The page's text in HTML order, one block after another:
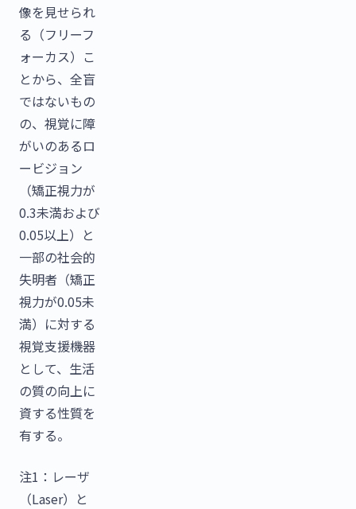
像を見せられ
る（フリーフ
ォーカス）こ
とから、全盲
ではないもの
の、視覚に障
がいのあるロ
ービジョン
（矯正視力が
0.3未満および
0.05以上）と
一部の社会的
失明者（矯正
視力が0.05未
満）に対する
視覚支援機器
として、生活
の質の向上に
資する性質を
有する。
注1：レーザ
（Laser）と